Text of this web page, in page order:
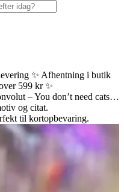
✨ Afhentning i butik
599 kr ✨
– You don’t need cats…